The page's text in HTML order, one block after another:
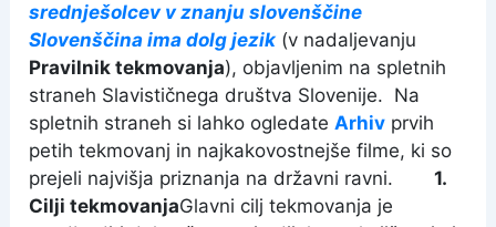
srednješolcev v znanju slovenščine
Slovenščina ima dolg jezik (v nadaljevanju
Pravilnik tekmovanja), objavljenim na spletnih
straneh Slavističnega društva Slovenije. Na
spletnih straneh si lahko ogledateArhiv prvih
petih tekmovanj in najkakovostnejše filme, ki so
prejeli najvišja priznanja na državni ravni.
1.
Cilji tekmovanjaGlavni cilj tekmovanja je